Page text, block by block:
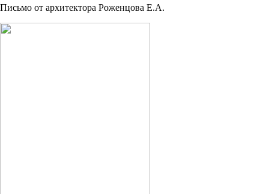
Письмо от архитектора Роженцова Е.А.